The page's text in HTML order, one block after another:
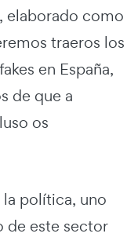
elaborado como
traeros los
en España,
de que a
os
política, uno
de este sector